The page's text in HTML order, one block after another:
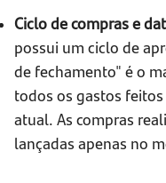
Ciclo de compras e
possui um ciclo de
de fechamento" é o
todos os gastos
atual. As compras
lançadas apenas no